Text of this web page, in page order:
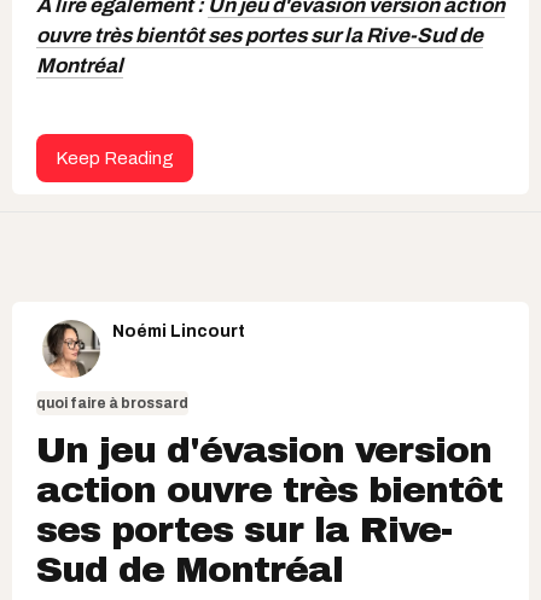
À lire également : Un jeu d'évasion version action
ouvre très bientôt ses portes sur la Rive-Sud de
Montréal
Keep Reading
Noémi Lincourt
quoi faire à brossard
Un jeu d'évasion version
action ouvre très bientôt
ses portes sur la Rive-
Sud de Montréal